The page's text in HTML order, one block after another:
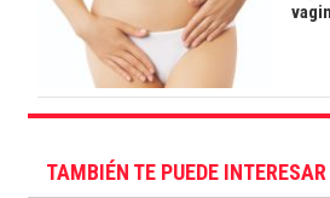
TAMBIÉN TE PUEDE INTERESAR